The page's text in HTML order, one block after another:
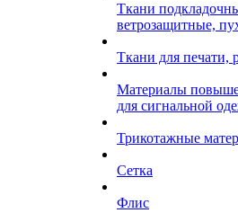
Ткани
ветрозащитные,
Ткани для печати,
Материалы
для сигнальной
Трикотажные
Сетка
Флис